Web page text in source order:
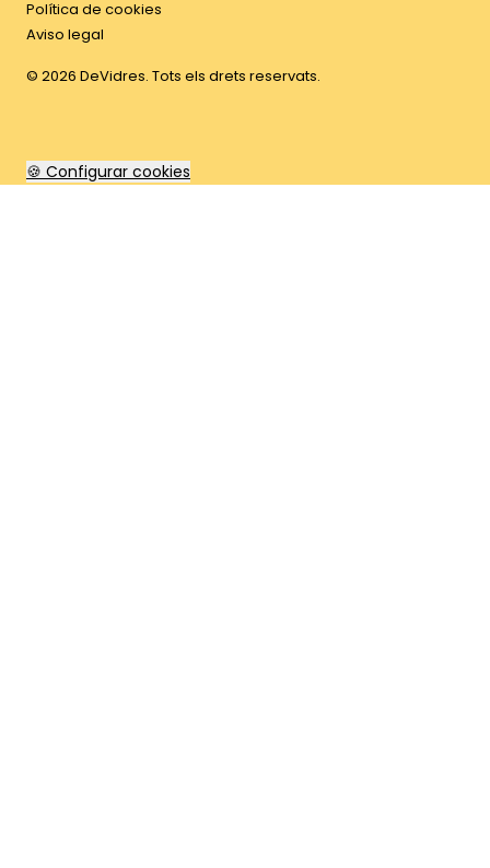
Política de cookies
Aviso legal
© 2026 DeVidres. Tots els drets reservats.
🍪 Configurar cookies